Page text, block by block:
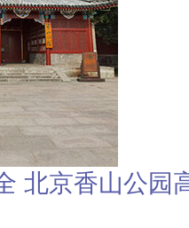
北京香山公园